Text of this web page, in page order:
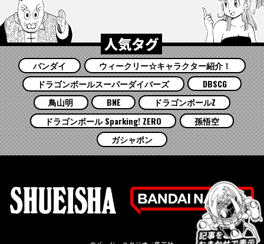
人気タグ
バンダイ
ウィークリー☆キャラクター紹介！
ドラゴンボールスーパーダイバーズ
DBSCG
鳥山明
BNE
ドラゴンボールZ
ドラゴンボール Sparking! ZERO
孫悟空
ガシャポン